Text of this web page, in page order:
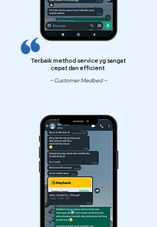
Terbaik method service yg sangat
cepat dan efficient
~ Customer Medbed ~